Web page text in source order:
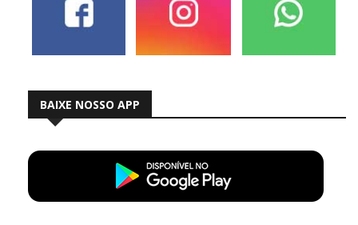
BAIXE NOSSO APP